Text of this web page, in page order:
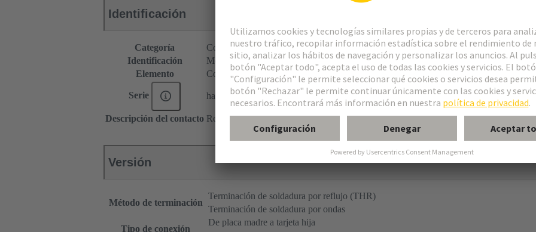
Identificación
Categoría
Conectores
Identificación
Módulo C9
Elemento
Conector hembra
Serie har-modular®
Descripción del contacto Recto
Versión
Método de terminación
Terminación de soldadura por reflujo (THR)
Terminación de soldadura por ondas
Tipo de conexión
De placa madre a tarjeta hija